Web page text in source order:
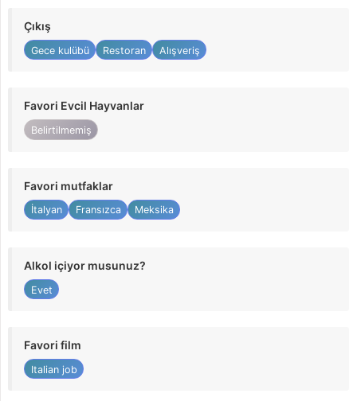
Çıkış
Gece kulübü Restoran Alışveriş
Favori Evcil Hayvanlar
Belirtilmemiş
Favori mutfaklar
İtalyan Fransızca Meksika
Alkol içiyor musunuz?
Evet
Favori film
Italian job